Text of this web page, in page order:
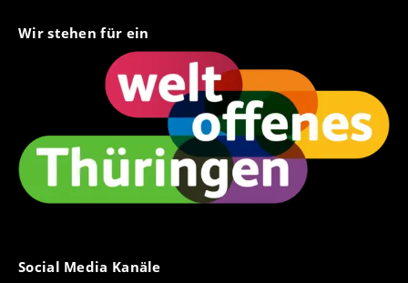
Wir stehen für ein
Social Media Kanäle